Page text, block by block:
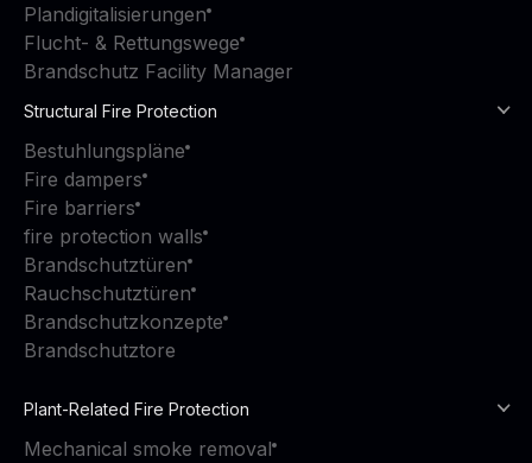
Plandigitalisierungen
Flucht- & Rettungswege
Brandschutz Facility Manager
Structural Fire Protection
Bestuhlungspläne
Fire dampers
Fire barriers
fire protection walls
Brandschutztüren
Rauchschutztüren
Brandschutzkonzepte
Brandschutztore
Plant-Related Fire Protection
Mechanical smoke removal